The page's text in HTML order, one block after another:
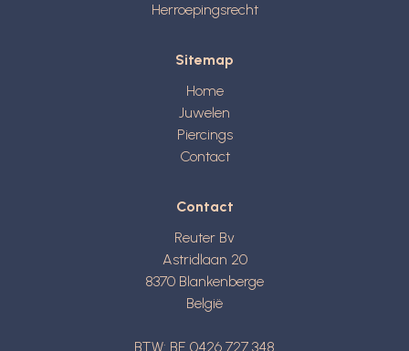
Herroepingsrecht
Sitemap
Home
Juwelen
Piercings
Contact
Contact
Reuter Bv
Astridlaan 20
8370 Blankenberge
België
BTW: BE 0426 727 348